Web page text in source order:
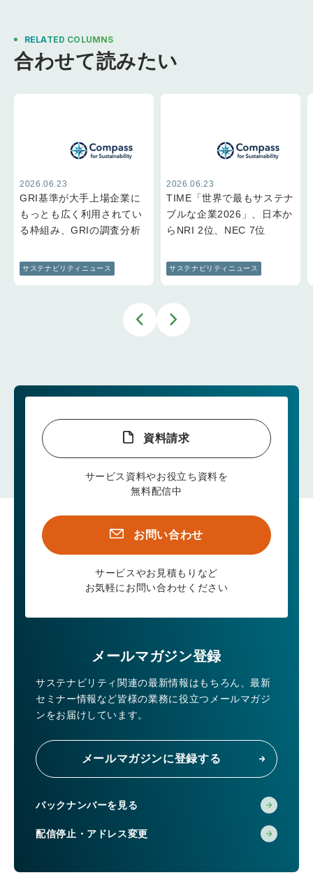
RELATED COLUMNS
合わせて読みたい
2026.06.23
GRI基準が大手上場企業に
もっとも広く利用されてい
る枠組み、GRIの調査分析
サステナビリティニュース
2026.06.23
TIME「世界で最もサステナ
ブルな企業2026」、日本か
らNRI 2位、NEC 7位
サステナビリティニュース
資料請求
サービス資料やお役立ち資料を
無料配信中
お問い合わせ
サービスやお見積もりなど
お気軽にお問い合わせください
メールマガジン登録
サステナビリティ関連の最新情報はもちろん、最新
セミナー情報など皆様の業務に役立つメールマガジ
ンをお届けしています。
メールマガジンに登録する
バックナンバーを見る
配信停止・アドレス変更